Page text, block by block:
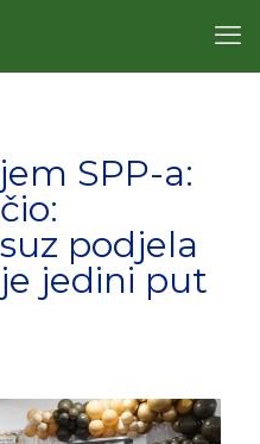
SPP-a:
podjela
jedini put